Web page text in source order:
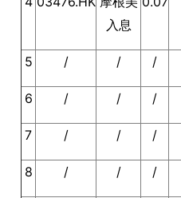
入息
5 / / /
6 / / /
7 / / /
8 / / /